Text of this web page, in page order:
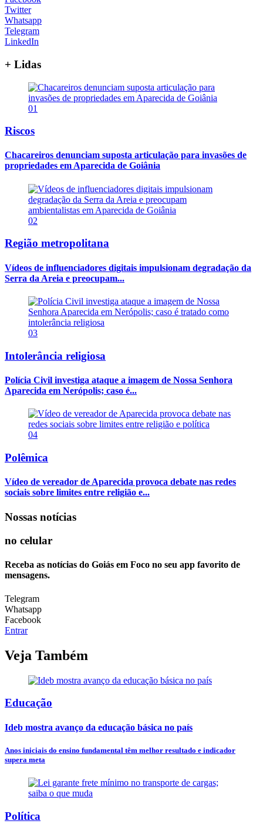
Twitter
Whatsapp
Telegram
LinkedIn
+ Lidas
01
Riscos
Chacareiros denunciam suposta articulação para invasões de
propriedades em Aparecida de Goiânia
02
Região metropolitana
Vídeos de influenciadores digitais impulsionam degradação da
Serra da Areia e preocupam...
03
Intolerância religiosa
Polícia Civil investiga ataque a imagem de Nossa Senhora
Aparecida em Nerópolis; caso é...
04
Polêmica
Vídeo de vereador de Aparecida provoca debate nas redes
sociais sobre limites entre religião e...
Nossas notícias
no celular
Receba as notícias do Goiás em Foco no seu app favorito de
mensagens.
Telegram
Whatsapp
Facebook
Entrar
Veja Também
Educação
Ideb mostra avanço da educação básica no país
Anos iniciais do ensino fundamental têm melhor resultado e indicador
supera meta
Política